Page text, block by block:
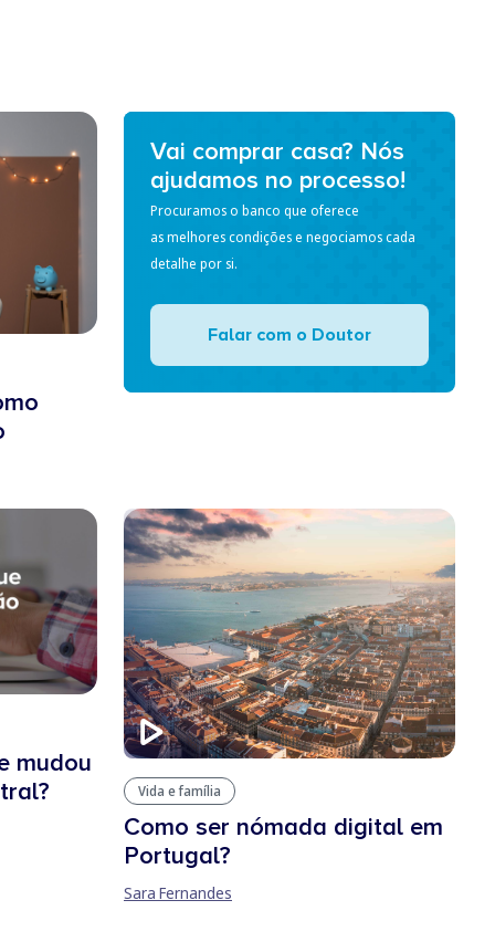
Vai comprar casa? Nós
ajudamos no processo!
Procuramos o banco que oferece
as melhores condições e negociamos cada
detalhe por si.
Falar com o Doutor
mudou
Vida e família
Como ser nómada digital em
Portugal?
Sara Fernandes